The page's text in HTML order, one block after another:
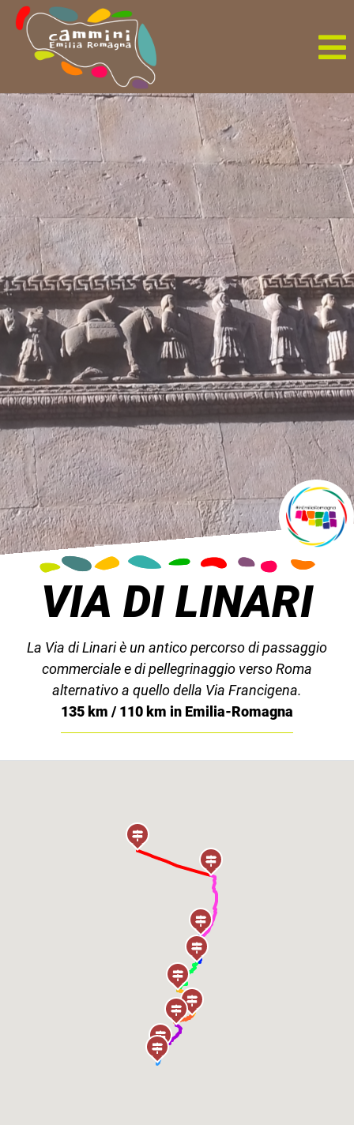
VIA DI LINARI
La Via di Linari è un antico percorso di passaggio
commerciale e di pellegrinaggio verso Roma
alternativo a quello della Via Francigena.
135 km / 110 km in Emilia-Romagna